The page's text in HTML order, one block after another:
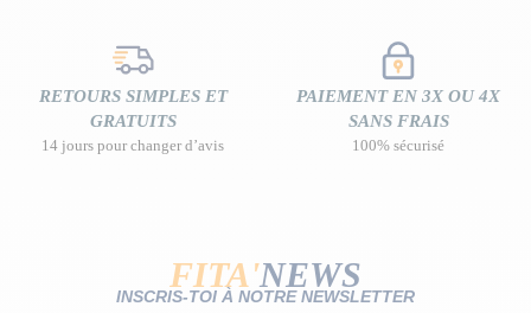
RETOURS SIMPLES ET
GRATUITS
14 jours pour changer d’avis
PAIEMENT EN 3X OU 4X
SANS FRAIS
100% sécurisé
FITA'NEWS
INSCRIS-TOI À NOTRE NEWSLETTER